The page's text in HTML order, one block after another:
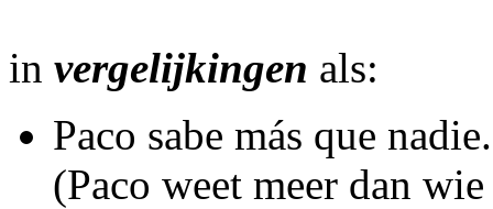
in vergelijkingen als:
Paco sabe más que nadie.
(Paco weet meer dan